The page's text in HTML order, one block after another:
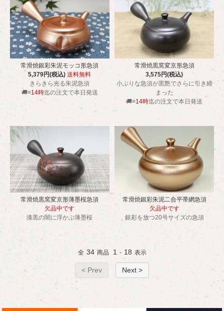
常滑焼銀彩朱泥モッコ形急須
5,379円(税込)送料無料
きらきら光る朱泥急須
🚚≡14時迄の注文で本日発送
常滑焼黒窯変京形急須
3,575円(税込)
小ぶりな急須が黒艶でさらに引き締
まった
🚚≡14時迄の注文で本日発送
常滑焼黒窯変京形薄墨桜急須
欠品中です
漆黒の闇に浮かぶ薄墨桜
常滑焼銀彩朱泥二合平帯網急須
欠品中です
銀彩を放つ20号サイズの急須
全 34 商品 1 - 18 表示
< Prev Next >